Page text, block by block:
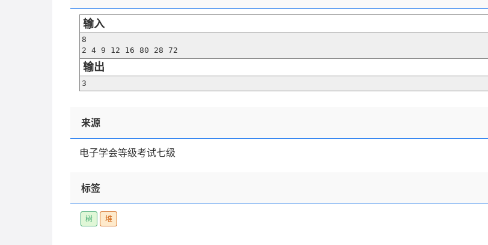
输入
8
2 4 9 12 16 80 28 72
输出
3
来源
电子学会等级考试七级
标签
树 堆